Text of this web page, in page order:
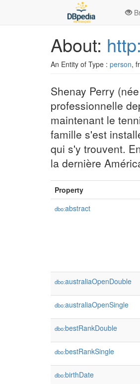
About:
An Entity of Type : person,
Shenay Perry
professionnelle
maintenant le
famille s'est
qui s'y trouvent.
la dernière
Property
dbo:abstract
dbo:australiaOpenDouble
dbo:australiaOpenSingle
dbo:bestRankDouble
dbo:bestRankSingle
dbo:birthDate